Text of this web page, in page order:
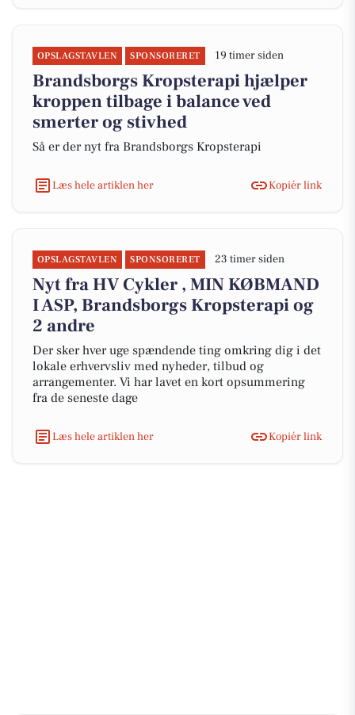
OPSLAGSTAVLEN SPONSORERET 19 timer siden
Brandsborgs Kropsterapi hjælper
kroppen tilbage i balance ved
smerter og stivhed
Så er der nyt fra Brandsborgs Kropsterapi
Læs hele artiklen her Kopiér link
OPSLAGSTAVLEN SPONSORERET 23 timer siden
Nyt fra HV Cykler , MIN KØBMAND
I ASP, Brandsborgs Kropsterapi og
2 andre
Der sker hver uge spændende ting omkring dig i det
lokale erhvervsliv med nyheder, tilbud og
arrangementer. Vi har lavet en kort opsummering
fra de seneste dage
Læs hele artiklen her Kopiér link